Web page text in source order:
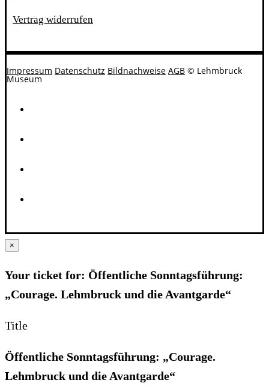
Vertrag widerrufen
Impressum Datenschutz Bildnachweise AGB © Lehmbruck
Museum
×
Your ticket for: Öffentliche Sonntagsführung:
„Courage. Lehmbruck und die Avantgarde“
Title
Öffentliche Sonntagsführung: „Courage.
Lehmbruck und die Avantgarde“